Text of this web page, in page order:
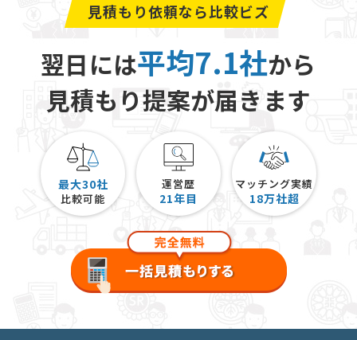
見積もり依頼なら比較ビズ
翌日には平均7.1社から
見積もり提案が届きます
最大30社
比較可能
運営歴
21年目
マッチング実績
18万社超